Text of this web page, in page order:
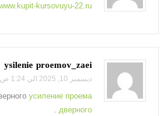
kursovuyu-22.ru
ysilenie proemov_zaei
ديسمبر 10, 2025 الي 1:24 ص
усиление проема
дверного